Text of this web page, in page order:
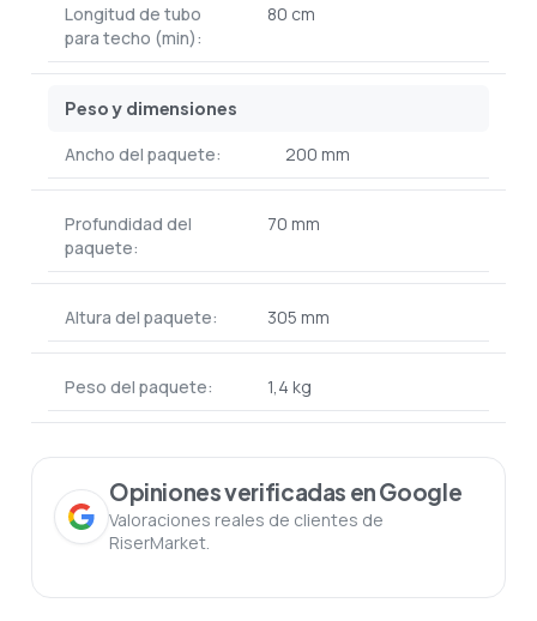
Longitud de tubo
para techo (min):
80 cm
Peso y dimensiones
Ancho del paquete: 200 mm
Profundidad del
paquete:
70 mm
Altura del paquete: 305 mm
Peso del paquete: 1,4 kg
Opiniones verificadas en Google
Valoraciones reales de clientes de
RiserMarket.